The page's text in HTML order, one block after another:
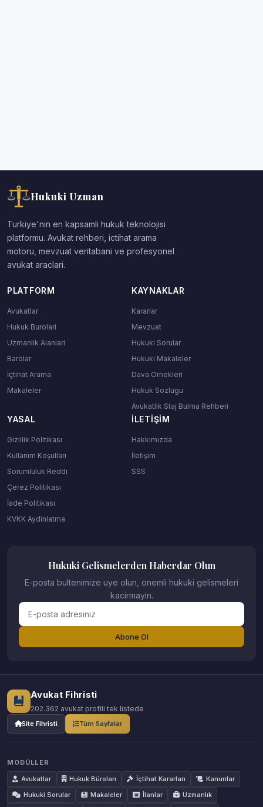
Hukuki Uzman
Turkiye'nin en kapsamli hukuk teknolojisi
platformu. Avukat rehberi, ictihat arama
motoru, mevzuat veritabani ve profesyonel
avukat araclari.
PLATFORM
Avukatlar
Hukuk Burolari
Uzmanlik Alanlari
Barolar
İçtihat Arama
Makaleler
KAYNAKLAR
Kararlar
Mevzuat
Hukuki Sorular
Hukuki Makaleler
Dava Ornekleri
Hukuk Sozlugu
Avukatlık Staj Bulma Rehberi
YASAL
Gizlilik Politikası
Kullanım Koşulları
Sorumluluk Reddi
Çerez Politikası
İade Politikası
KVKK Aydinlatma
İLETIŞIM
Hakkımızda
İletişim
SSS
Hukuki Gelismelerden Haberdar Olun
E-posta bultenimize uye olun, onemli hukuki gelismeleri
kacirmayin.
Abone Ol
Avukat Fihristi
202.362 avukat profili tek listede
Site Fihristi Tüm Sayfalar
MODÜLLER
Avukatlar
Hukuk Büroları İçtihat Kararları
Kanunlar
Hukuki Sorular
Makaleler İlanlar
Uzmanlık